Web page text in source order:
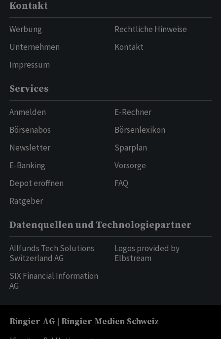
Kontakt
Werbung
Unternehmen
Impressum
Rechtliche Hinweise
Kontakt
Services
Anmelden
Börsenabos
Newsletter
E-Banking
Depot eröffnen
Ratgeber
E-Rechner
Börsenlexikon
Sparplan
Vorsorge
FAQ
Datenquellen und Technologiepartner
Allfunds Tech Solutions
Switzerland AG
SIX Financial Information
AG
Logos provided by
Elbstream
Ringier AG | Ringier Medien Schweiz